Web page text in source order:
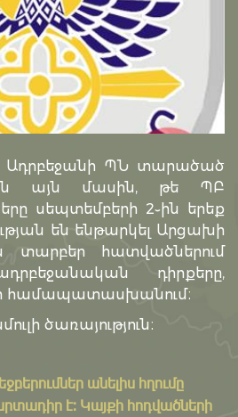
Ադրբեջանի ՊՆ տարածած
այն մասին, թե ՊԲ
սեպտեմբերի 2֊ին երեք
են ենթարկել Արցախի
տարբեր հատվածներում
դիրքերը,
համապատասխանում։
ծառայություն։
անելիս հղումը
է: Կայքի հոդվածների